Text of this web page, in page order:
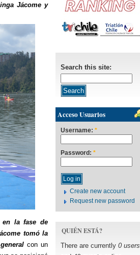
Jácome y
en la fase de
tomó la
con un
Search this site:
Acceso Usuarios
Username: *
Password: *
Create new account
Request new password
QUIÉN ESTÁ?
There are currently 0 users